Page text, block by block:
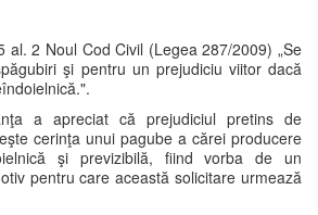
al. 2 Noul Cod Civil (Legea 287/2009) „Se
şi pentru un prejudiciu viitor dacă
a apreciat că prejudiciul pretins de
cerinţa unui pagube a cărei producere
şi previzibilă, fiind vorba de un
pentru care această solicitare urmează